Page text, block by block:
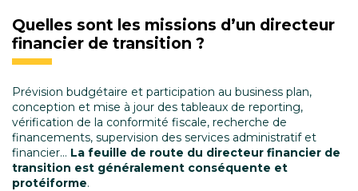
Quelles sont les missions d’un directeur
financier de transition ?
Prévision budgétaire et participation au business plan,
conception et mise à jour des tableaux de reporting,
vérification de la conformité fiscale, recherche de
financements, supervision des services administratif et
financier… La feuille de route du directeur financier de
transition est généralement conséquente et
protéiforme.